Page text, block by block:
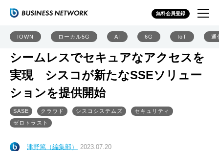
無料会員登録
IOWN ローカル5G AI 6G IoT 通
シームレスでセキュアなアクセスを
実現 シスコが新たなSSEソリュー
ションを提供開始
SASE クラウド シスコシステムズ
セキュリティ
ゼロトラスト
津野篤（編集部） 2023.07.20